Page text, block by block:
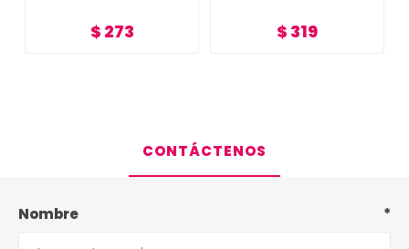
$ 273 $ 319
CONTÁCTENOS
Nombre *